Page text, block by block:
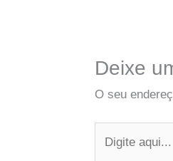
Deixe
O seu
aqui...